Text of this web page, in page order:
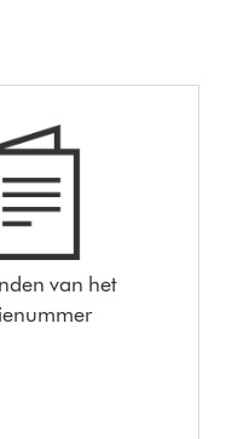
van het